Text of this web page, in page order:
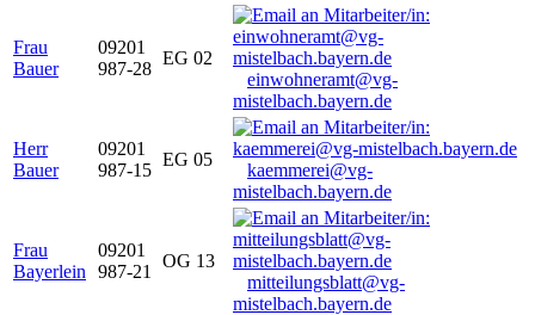
Frau
Bauer
09201
987-28
EG 02
einwohneramt@vg-
mistelbach.bayern.de
Herr
Bauer
09201
987-15
EG 05
kaemmerei@vg-
mistelbach.bayern.de
Frau
Bayerlein
09201
987-21
OG 13
mitteilungsblatt@vg-
mistelbach.bayern.de